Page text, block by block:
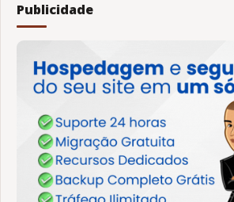
Publicidade